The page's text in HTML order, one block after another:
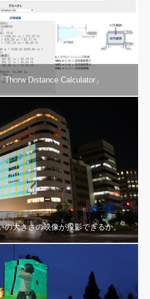
Distance Calculator」
の大きさの映像が投影できるか。